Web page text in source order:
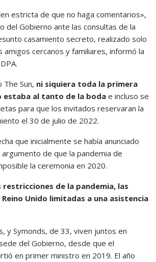
estricta de que no haga comentarios»,
del Gobierno ante las consultas de la
casamiento secreto, realizado solo
amigos cercanos y familiares, informó la
The Sun, ni siquiera toda la primera
estaba al tanto de la boda e incluso se
para que los invitados reservaran la
el 30 de julio de 2022.
que inicialmente se había anunciado
de que la pandemia de
la ceremonia en 2020.
restricciones de la pandemia, las
Unido limitadas a una asistencia
y Symonds, de 33, viven juntos en
del Gobierno, desde que el
en primer ministro en 2019. El año